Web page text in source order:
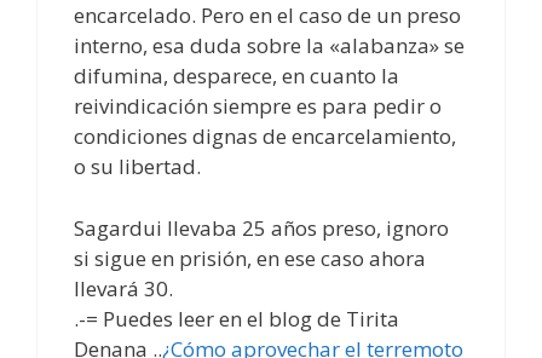
encarcelado. Pero en el caso de un preso
interno, esa duda sobre la «alabanza» se
difumina, desparece, en cuanto la
reivindicación siempre es para pedir o
condiciones dignas de encarcelamiento,
o su libertad.
Sagardui llevaba 25 años preso, ignoro
si sigue en prisión, en ese caso ahora
llevará 30.
.-= Puedes leer en el blog de Tirita
Denana ..¿Cómo aprovechar el terremoto